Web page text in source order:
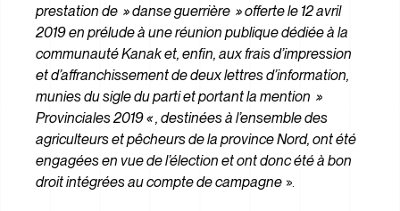
prestation de » danse guerrière » offerte le 12 avril
2019 en prélude à une réunion publique dédiée à la
communauté Kanak et, enfin, aux frais d’impression
et d’affranchissement de deux lettres d’information,
munies du sigle du parti et portant la mention »
Provinciales 2019 « , destinées à l’ensemble des
agriculteurs et pêcheurs de la province Nord, ont été
engagées en vue de l’élection et ont donc été à bon
droit intégrées au compte de campagne ».